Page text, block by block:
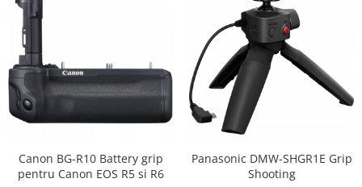
Canon BG-R10 Battery grip
pentru Canon EOS R5 si R6
Panasonic DMW-SHGR1E Grip
Shooting